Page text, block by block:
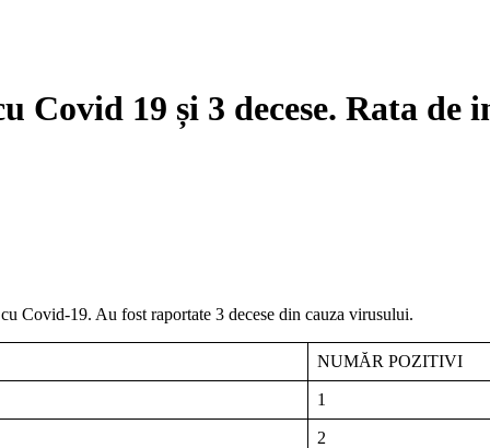
Covid 19 și 3 decese. Rata de
Covid-19. Au fost raportate 3 decese din cauza virusului.
NUMĂR POZITIVI
1
2